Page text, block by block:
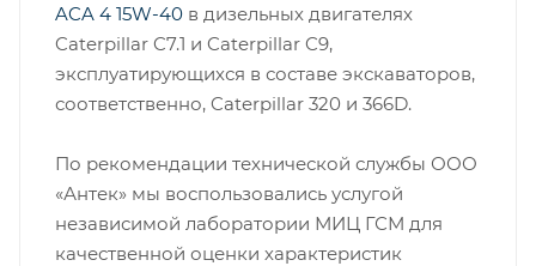
ACA 4 15W-40 в дизельных двигателях
Caterpillar C7.1 и Caterpillar C9,
эксплуатирующихся в составе экскаваторов,
соответственно, Caterpillar 320 и 366D.
По рекомендации технической службы ООО
«Антек» мы воспользовались услугой
независимой лаборатории МИЦ ГСМ для
качественной оценки характеристик